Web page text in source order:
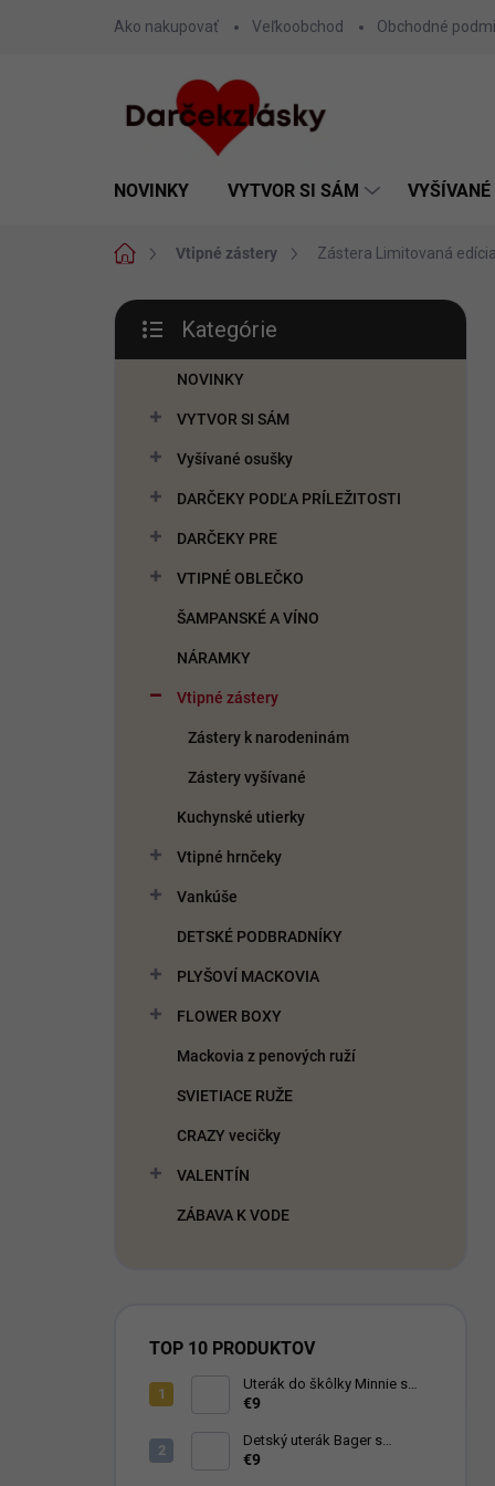
Ako nakupovať Veľkoobchod Obchodné
NOVINKY VYTVOR SI SÁM
DomovVtipné zástery Zástera Limitovaná
B
č
kategórie
Kategórie
NOVINKY
VYTVOR SI SÁM
Vyšívané osušky
DARČEKY PODĽA PRÍLEŽITOSTI
DARČEKY PRE
VTIPNÉ OBLEČKO
ŠAMPANSKÉ A VÍNO
NÁRAMKY
Vtipné zástery
Zástery k narodeninám
Zástery vyšívané
Kuchynské utierky
Vtipné hrnčeky
Vankúše
DETSKÉ PODBRADNÍKY
PLYŠOVÍ MACKOVIA
FLOWER BOXY
Mackovia z penových ruží
SVIETIACE RUŽE
CRAZY vecičky
VALENTÍN
ZÁBAVA K VODE
TOP 10 PRODUKTOV
Uterák do škôlky Minnie s
menom
€9
Detský uterák Bager s
menom
€9